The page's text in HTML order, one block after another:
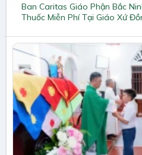
Ban Caritas Giáo Phận Bắc
Thuốc Miễn Phí Tại Giáo Xứ